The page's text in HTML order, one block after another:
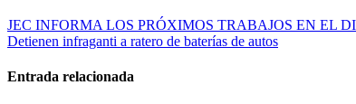
JEC INFORMA LOS PRÓXIMOS TRABAJOS EN EL
Detienen infraganti a ratero de baterías de autos
Entrada relacionada